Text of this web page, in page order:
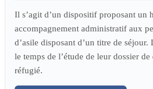
Il s’agit d’un dispositif proposant un
accompagnement administratif aux
d’asile disposant d’un titre de séjour.
le temps de l’étude de leur dossier de
réfugié.